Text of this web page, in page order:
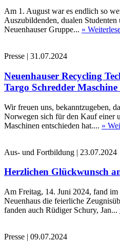
Am 1. August war es endlich so
Auszubildenden, dualen
Neuenhauser Gruppe... »
Presse | 31.07.2024
Neuenhauser Recycling
Targo Schredder
Wir freuen uns, bekanntzugeben,
Norwegen sich für den Kauf einer
Maschinen entschieden hat.... »
Aus- und Fortbildung | 23.07.2024
Herzlichen Glückwunsch
Am Freitag, 14. Juni 2024, fand
Neuenhaus die feierliche
fanden auch Rüdiger Schury, Jan...
Presse | 09.07.2024